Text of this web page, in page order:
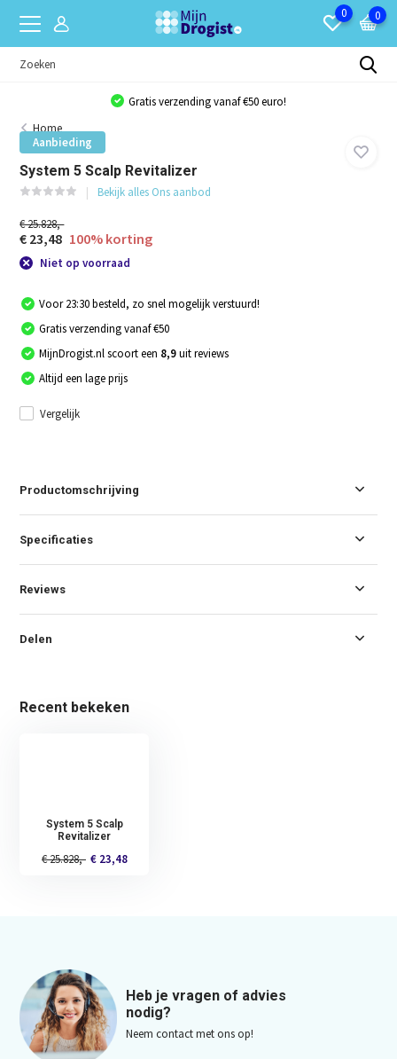
0 0
Gratis verzending vanaf €50 euro!
Home
Aanbieding
System 5 Scalp Revitalizer
Bekijk alles Ons aanbod
€ 25.828,-
€ 23,48 100% korting
Niet op voorraad
Voor 23:30 besteld, zo snel mogelijk verstuurd!
Gratis verzending vanaf €50
MijnDrogist.nl scoort een 8,9uit reviews
Altijd een lage prijs
Vergelijk
Productomschrijving
Specificaties
Reviews
Delen
Recent bekeken
System 5 Scalp
Revitalizer
€ 25.828,- € 23,48
Heb je vragen of advies
nodig?
Neem contact met ons op!